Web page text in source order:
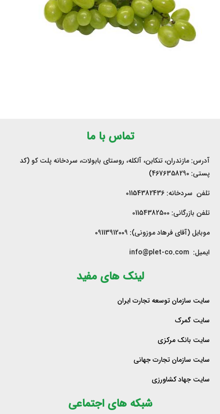
محصولات
تماس با ما
آدرس: مازندران، تنکابن، آلکله، روستای بابولات، سردخانه پلت کو (کد
پستی: 4676358290)
تلفن سردخانه: 01154382436
تلفن بازرگانی: 01154382500
موبایل (آقای فرهاد موزونی): 09113912009
ایمیل: info@plet-co.com
لینک های مفید
سایت سازمان توسعه تجارت ایران
سایت گمرک
سایت بانک مرکزی
سایت سازمان تجارت جهانی
سایت جهاد کشاورزی
شبکه های اجتماعی